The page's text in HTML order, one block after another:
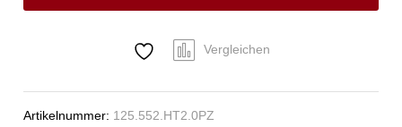
Vergleichen
Artikelnummer: 125.552.HT2.0PZ